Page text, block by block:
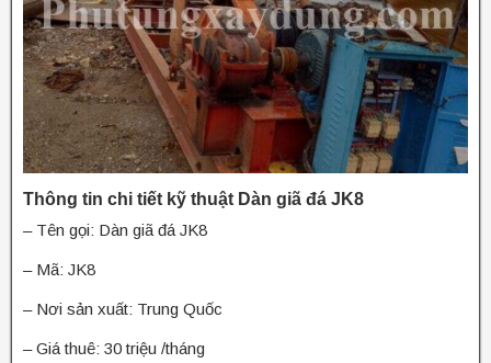
Thông tin chi tiết kỹ thuật Dàn giã đá JK8
– Tên gọi: Dàn giã đá JK8
– Mã: JK8
– Nơi sản xuất: Trung Quốc
– Giá thuê: 30 triệu /tháng